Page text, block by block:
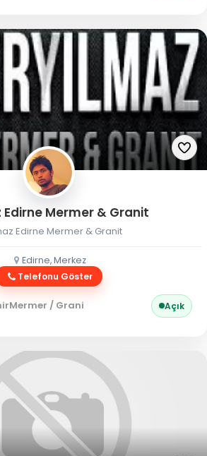
Edirne Mermer & Granit
Edirne Mermer & Granit
Edirne, Merkez
Telefonu Göster
Mermer / Granit Açık